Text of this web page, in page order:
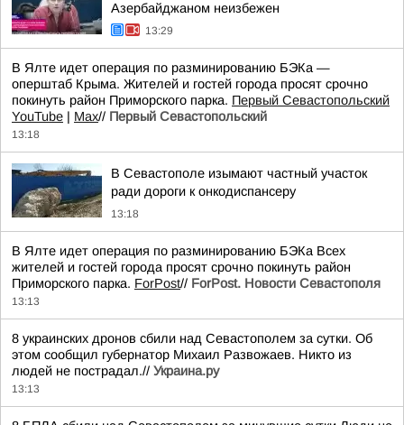
Азербайджаном неизбежен
13:29
В Ялте идет операция по разминированию БЭКа —
оперштаб Крыма. Жителей и гостей города просят срочно
покинуть район Приморского парка. Первый Севастопольский
YouTube | Max// Первый Севастопольский
13:18
В Севастополе изымают частный участок
ради дороги к онкодиспансеру
13:18
В Ялте идет операция по разминированию БЭКа Всех
жителей и гостей города просят срочно покинуть район
Приморского парка. ForPost// ForPost. Новости Севастополя
13:13
8 украинских дронов сбили над Севастополем за сутки. Об
этом сообщил губернатор Михаил Развожаев. Никто из
людей не пострадал.// Украина.ру
13:13